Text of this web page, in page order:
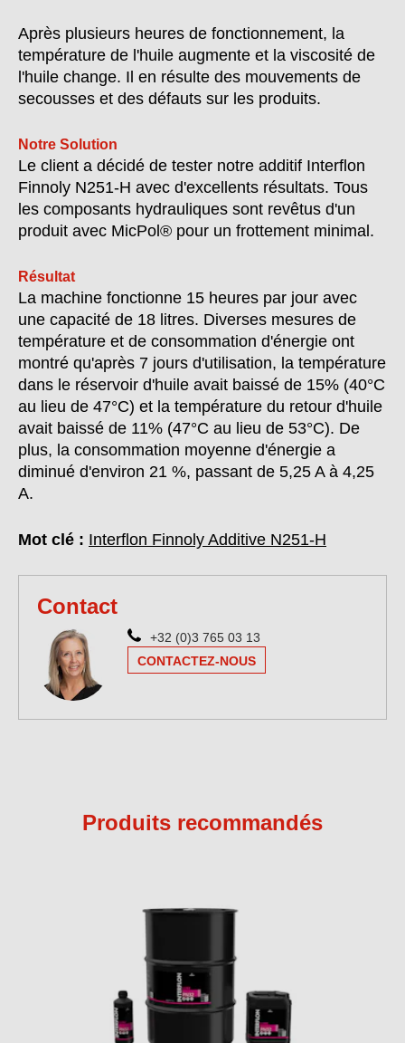
Après plusieurs heures de fonctionnement, la
température de l'huile augmente et la viscosité de
l'huile change. Il en résulte des mouvements de
secousses et des défauts sur les produits.
Notre Solution
Le client a décidé de tester notre additif Interflon
Finnoly N251-H avec d'excellents résultats. Tous
les composants hydrauliques sont revêtus d'un
produit avec MicPol® pour un frottement minimal.
Résultat
La machine fonctionne 15 heures par jour avec
une capacité de 18 litres. Diverses mesures de
température et de consommation d'énergie ont
montré qu'après 7 jours d'utilisation, la température
dans le réservoir d'huile avait baissé de 15% (40°C
au lieu de 47°C) et la température du retour d'huile
avait baissé de 11% (47°C au lieu de 53°C). De
plus, la consommation moyenne d'énergie a
diminué d'environ 21 %, passant de 5,25 A à 4,25
A.
Mot clé : Interflon Finnoly Additive N251-H
Contact
+32 (0)3 765 03 13
CONTACTEZ-NOUS
Produits recommandés